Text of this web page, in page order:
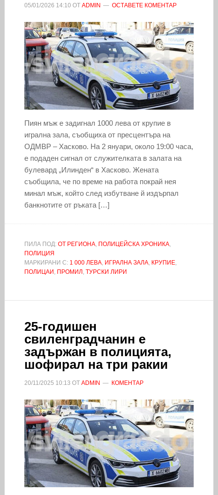
05/01/2026 14:10 ОТ ADMIN ОСТАВЕТЕ КОМЕНТАР
Пиян мъж е задигнал 1000 лева от крупие в
игрална зала, съобщиха от пресцентъра на
ОДМВР – Хасково. На 2 януари, около 19:00 часа,
е подаден сигнал от служителката в залата на
булевард „Илинден“ в Хасково. Жената
съобщила, че по време на работа покрай нея
минал мъж, който след избутване й издърпал
банкнотите от ръката […]
ПИЛА ПОД: ОТ РЕГИОНА, ПОЛИЦЕЙСКА ХРОНИКА,
ПОЛИЦИЯ
МАРКИРАНИ С: 1 000 ЛЕВА, ИГРАЛНА ЗАЛА, КРУПИЕ,
ПОЛИЦАИ , ПРОМИЛ , ТУРСКИ ЛИРИ
25-годишен
свиленградчанин е
задържан в полицията,
шофирал на три ракии
20/11/2025 10:13 ОТ ADMIN КОМЕНТАР